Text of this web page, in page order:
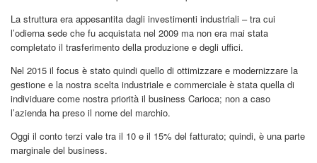
La struttura era appesantita dagli investimenti industriali – tra cui
l’odierna sede che fu acquistata nel 2009 ma non era mai stata
completato il trasferimento della produzione e degli uffici.
Nel 2015 il focus è stato quindi quello di ottimizzare e modernizzare la
gestione e la nostra scelta industriale e commerciale è stata quella di
individuare come nostra priorità il business Carioca; non a caso
l’azienda ha preso il nome del marchio.
Oggi il conto terzi vale tra il 10 e il 15% del fatturato; quindi, è una parte
marginale del business.